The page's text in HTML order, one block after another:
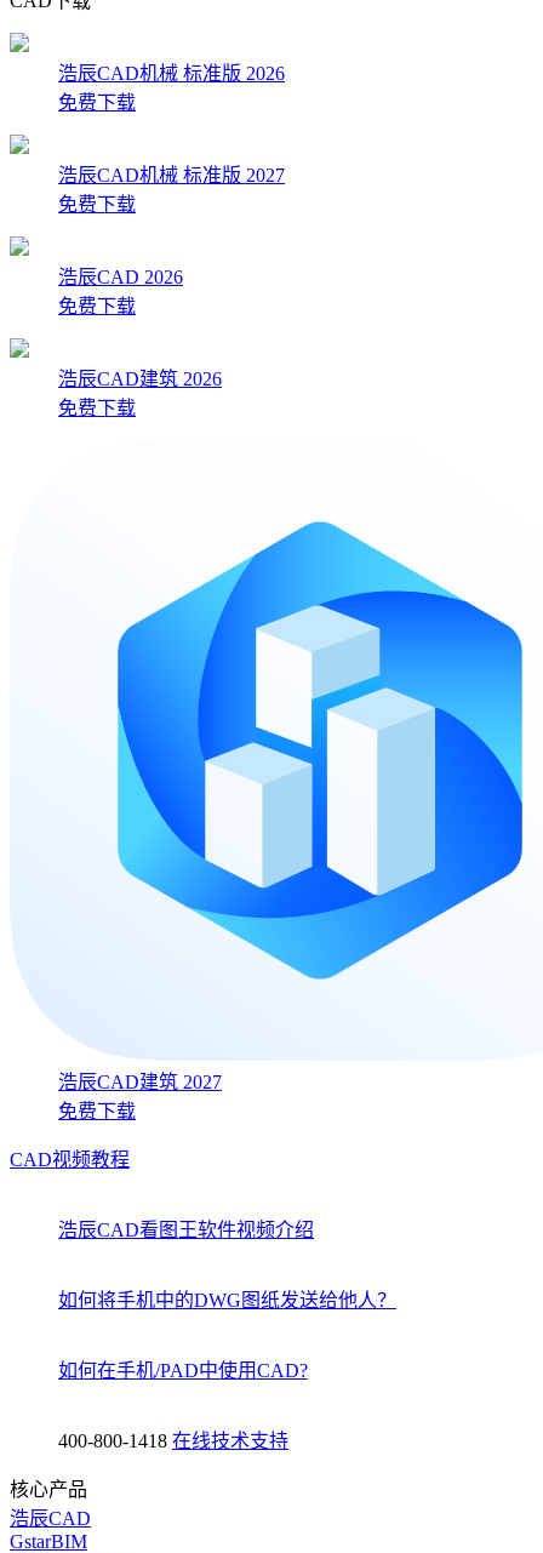
浩辰CAD机械 标准版 2026
免费下载
浩辰CAD机械 标准版 2027
免费下载
浩辰CAD 2026
免费下载
浩辰CAD建筑 2026
免费下载
浩辰CAD建筑 2027
免费下载
CAD视频教程
浩辰CAD看图王软件视频介绍
如何将手机中的DWG图纸发送给他人？
如何在手机/PAD中使用CAD?
400-800-1418 在线技术支持
核心产品
浩辰CAD
GstarBIM